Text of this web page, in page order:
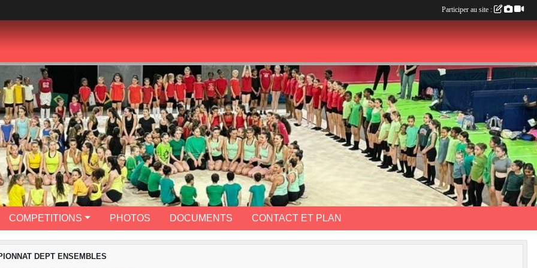
COMPETITIONS PHOTOS DOCUMENTS CONTACT ET PLAN
DEPT ENSEMBLES
Participer au site :